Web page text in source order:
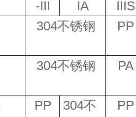
-III
IA
IIIS
304不锈钢 PP
304不锈钢 PA
PP 304不
PP